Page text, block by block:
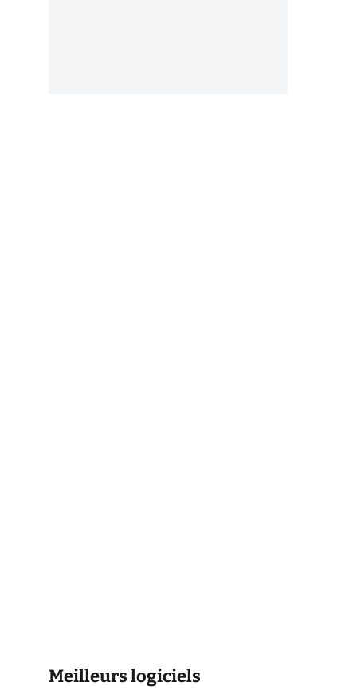
Meilleurs logiciels